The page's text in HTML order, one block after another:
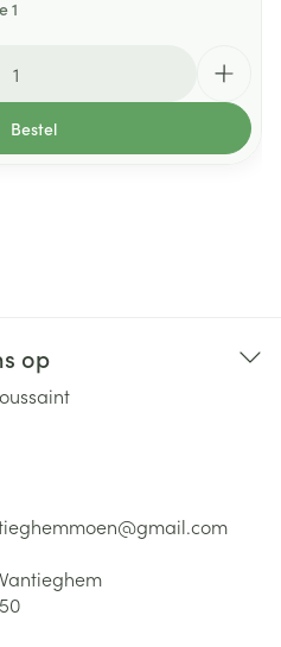
1
Bestel
op
gmail.com